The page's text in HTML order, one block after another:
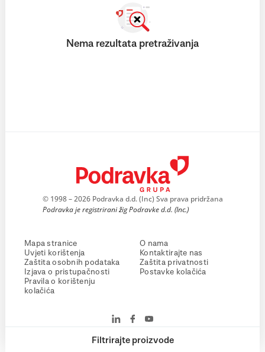
Filtrirajte proizvode
Nema rezultata pretraživanja
© 1998 – 2026 Podravka d.d. (Inc) Sva prava pridržana
Podravka je registrirani žig Podravke d.d. (Inc.)
Mapa stranice
Uvjeti korištenja
Zaštita osobnih podataka
Izjava o pristupačnosti
Pravila o korištenju
kolačića
O nama
Kontaktirajte nas
Zaštita privatnosti
Postavke kolačića